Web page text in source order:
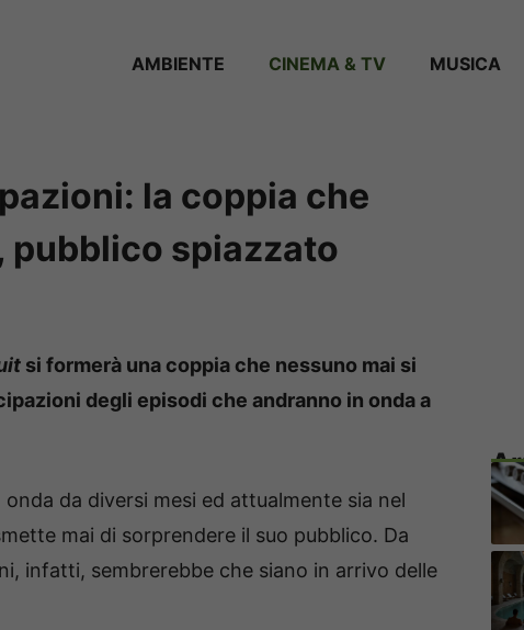
AMBIENTE CINEMA & TV MUSICA
la coppia che
pubblico spiazzato
si formerà una coppia che nessuno mai si
degli episodi che andranno in onda a
da diversi mesi ed attualmente sia nel
mai di sorprendere il suo pubblico. Da
infatti, sembrerebbe che siano in arrivo delle